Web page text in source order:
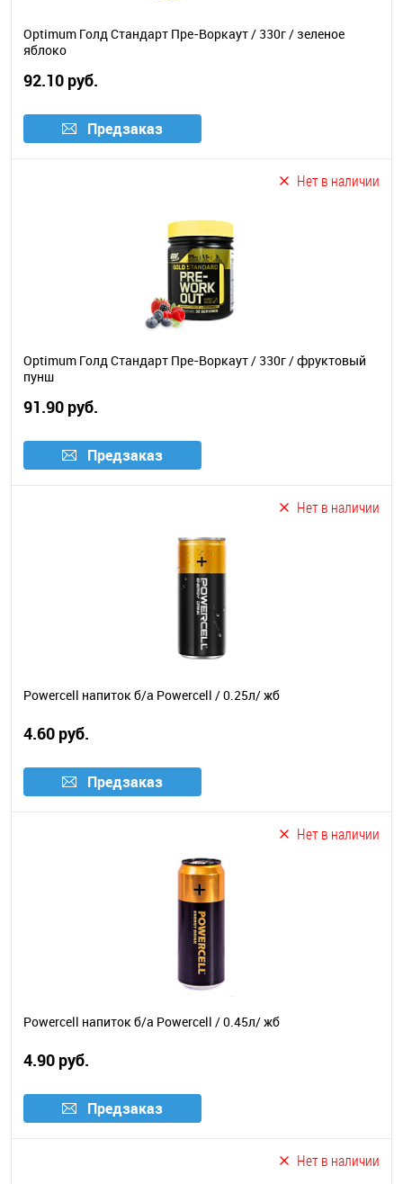
Optimum Голд Стандарт Пре-Воркаут / 330г / зеленое
яблоко
92.10 руб.
Предзаказ
Нет в наличии
Optimum Голд Стандарт Пре-Воркаут / 330г / фруктовый
пунш
91.90 руб.
Предзаказ
Нет в наличии
Powercell напиток б/а Powercell / 0.25л/ жб
4.60 руб.
Предзаказ
Нет в наличии
Powercell напиток б/а Powercell / 0.45л/ жб
4.90 руб.
Предзаказ
Нет в наличии